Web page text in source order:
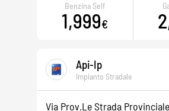
Benzina Self
1,999€
Api-Ip
Impianto Stradale
Via Prov.le Strada